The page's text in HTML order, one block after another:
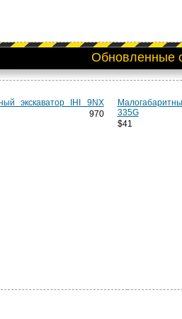
Обновленные
экскаватор IHI 9NX
970
335G